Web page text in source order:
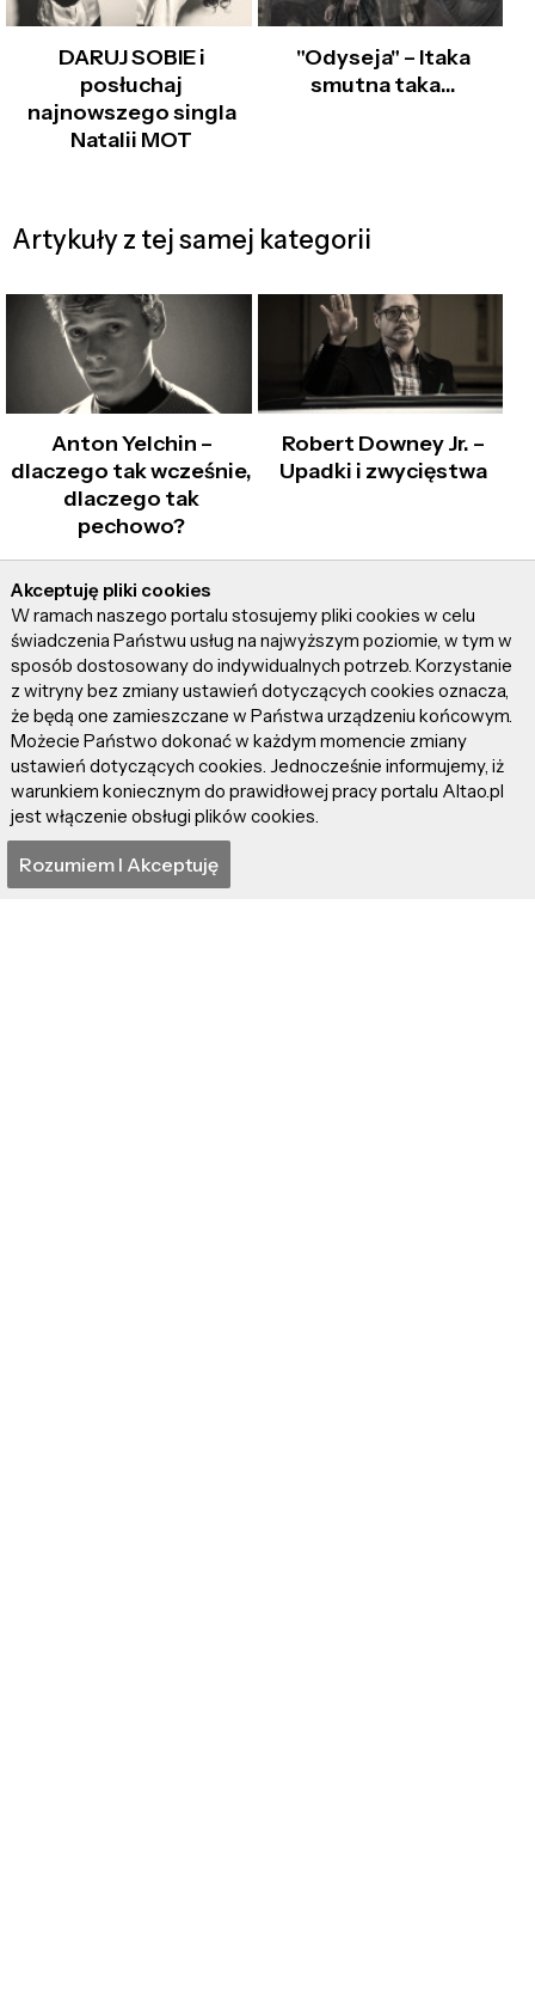
DARUJ SOBIE i
posłuchaj
najnowszego singla
Natalii MOT
"Odyseja" – Itaka
smutna taka…
Artykuły z tej samej kategorii
Anton Yelchin –
dlaczego tak wcześnie,
dlaczego tak
pechowo?
Robert Downey Jr. –
Upadki i zwycięstwa
Wrażliwy mężczyzna i
zdolny aktor. Oto Piotr
Witkowski!
Bruce Lee – sukces i
klątwa mistrza kung-fu
Akceptuję pliki cookies
W ramach naszego portalu stosujemy pliki cookies w celu
świadczenia Państwu usług na najwyższym poziomie, w tym w
sposób dostosowany do indywidualnych potrzeb. Korzystanie
z witryny bez zmiany ustawień dotyczących cookies oznacza,
że będą one zamieszczane w Państwa urządzeniu końcowym.
Możecie Państwo dokonać w każdym momencie zmiany
ustawień dotyczących cookies. Jednocześnie informujemy, iż
warunkiem koniecznym do prawidłowej pracy portalu Altao.pl
jest włączenie obsługi plików cookies.
Rozumiem I Akceptuję